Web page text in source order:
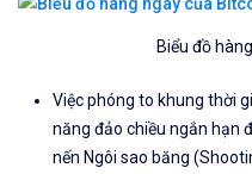
Biểu đồ
Việc phóng to khung thời
năng đảo chiều ngắn hạn
nến Ngôi sao băng